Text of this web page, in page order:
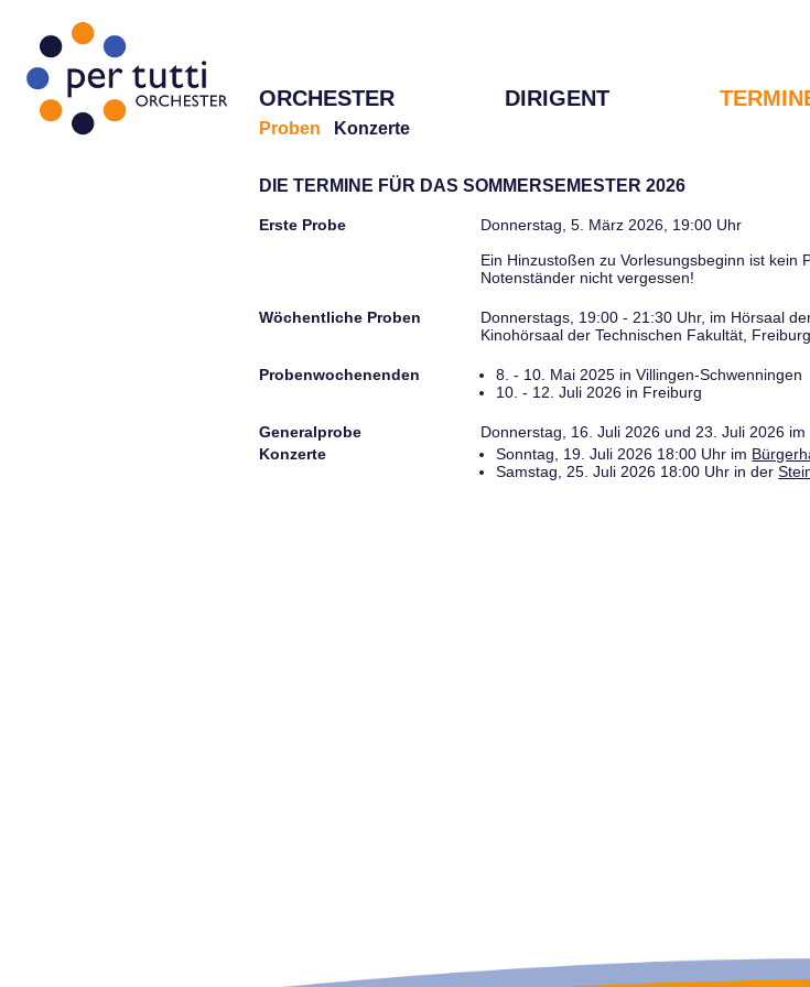
ORCHESTER DIRIGENT
Proben Konzerte
DIE TERMINE FÜR DAS SOMMERSEMESTER 2026
Erste Probe
Donnerstag, 5. März 2026, 19:00 Uhr
Ein Hinzustoßen zu Vorlesungsbeginn ist kein
Notenständer nicht vergessen!
Wöchentliche Proben Donnerstags, 19:00 - 21:30 Uhr, im Hörsaal
Kinohörsaal der Technischen Fakultät, Freiburg
Probenwochenenden
8. - 10. Mai 2025 in Villingen-Schwenningen
10. - 12. Juli 2026 in Freiburg
Generalprobe
Donnerstag, 16. Juli 2026 und 23. Juli 2026
Konzerte
Sonntag, 19. Juli 2026 18:00 Uhr im
Samstag, 25. Juli 2026 18:00 Uhr in der